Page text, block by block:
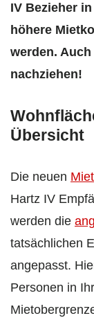
IV Bezieher
höhere
werden.
nachziehen!
Übersicht
Die neuen
Hartz IV
werden die
tatsächlichen
angepasst.
Personen in